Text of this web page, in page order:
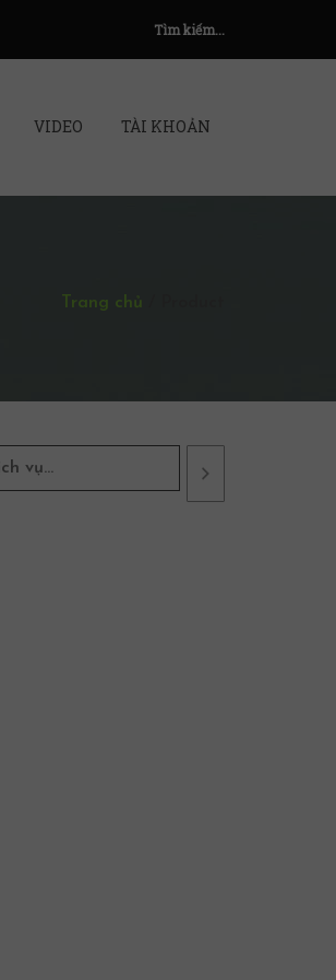
Tìm kiếm...
VIDEO TÀI KHOẢN
Trang chủ